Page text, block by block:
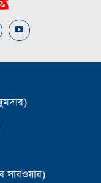
সারওয়ার)